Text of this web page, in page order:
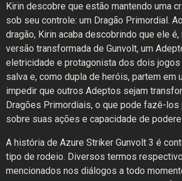
Kirin descobre que estão mantendo uma
sob seu controle: um Dragão Primordial.
dragão, Kirin acaba descobrindo que ele é,
versão transformada de Gunvolt, um
eletricidade e protagonista dos dois jogos
salva e, como dupla de heróis, partem em
impedir que outros Adeptos sejam
Dragões Primordiais, o que pode fazê-los
sobre suas ações e capacidade de
A história de Azure Striker Gunvolt 3 é
tipo de rodeio. Diversos termos
mencionados nos diálogos a todo